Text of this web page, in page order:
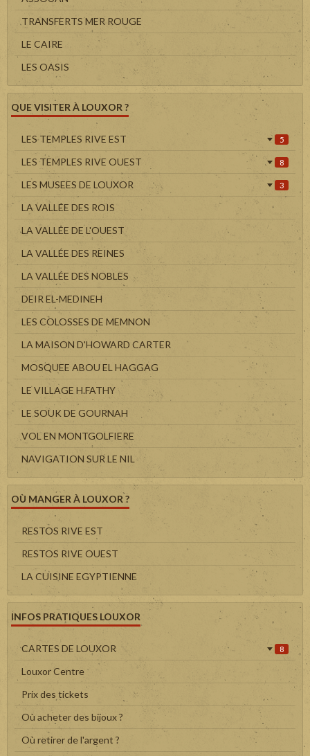
TRANSFERTS MER ROUGE
LE CAIRE
LES OASIS
QUE VISITER À LOUXOR ?
LES TEMPLES RIVE EST 5
LES TEMPLES RIVE OUEST 8
LES MUSEES DE LOUXOR 3
LA VALLÉE DES ROIS
LA VALLÉE DE L'OUEST
LA VALLÉE DES REINES
LA VALLÉE DES NOBLES
DEIR EL-MEDINEH
LES COLOSSES DE MEMNON
LA MAISON D'HOWARD CARTER
MOSQUEE ABOU EL HAGGAG
LE VILLAGE H.FATHY
LE SOUK DE GOURNAH
VOL EN MONTGOLFIERE
NAVIGATION SUR LE NIL
OÙ MANGER À LOUXOR ?
RESTOS RIVE EST
RESTOS RIVE OUEST
LA CUISINE EGYPTIENNE
INFOS PRATIQUES LOUXOR
CARTES DE LOUXOR 8
Louxor Centre
Prix des tickets
Où acheter des bijoux ?
Où retirer de l'argent ?